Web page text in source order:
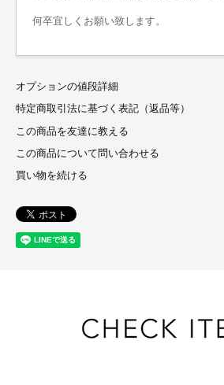
何卒宜しくお願い致します。
オプションの値段詳細
特定商取引法に基づく表記（返品等）
この商品を友達に教える
この商品について問い合わせる
買い物を続ける